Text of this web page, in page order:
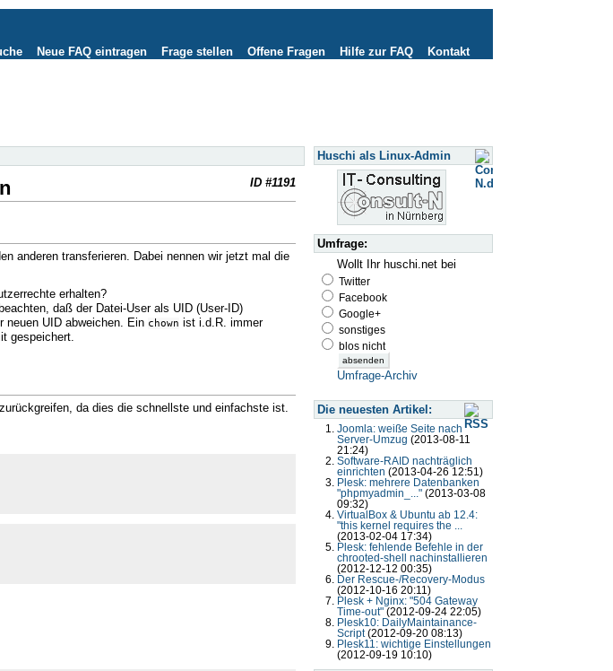
Kontakt
Hilfe zur FAQ
Offene Fragen
Frage stellen
Neue FAQ eintragen
Huschi als Linux-Admin
Umfrage:
Wollt Ihr huschi.net bei
Twitter
Facebook
Google+
sonstiges
blos nicht
Umfrage-Archiv
Die neuesten Artikel:
Joomla: weiße Seite nach
Server-Umzug (2013-08-11
21:24)
Software-RAID nachträglich
einrichten (2013-04-26 12:51)
Plesk: mehrere Datenbanken
"phpmyadmin_..."(2013-03-08
09:32)
VirtualBox & Ubuntu ab 12.4:
"this kernel requires the ...
(2013-02-04 17:34)
Plesk: fehlende Befehle in der
chrooted-shell nachinstallieren
(2012-12-12 00:35)
Der Rescue-/Recovery-Modus
(2012-10-16 20:11)
Plesk + Nginx: "504 Gateway
Time-out"(2012-09-24 22:05)
Plesk10: DailyMaintainance-
Script(2012-09-20 08:13)
Plesk11: wichtige Einstellungen
(2012-09-19 10:10)
ID #1191
anderen transferieren. Dabei nennen wir jetzt mal die
erhalten?
daß der Datei-User als UID (User-ID)
neuen UID abweichen. Ein chown ist i.d.R. immer
gespeichert.
zurückgreifen, da dies die schnellste und einfachste ist.